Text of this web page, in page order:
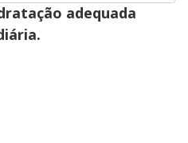
adequada